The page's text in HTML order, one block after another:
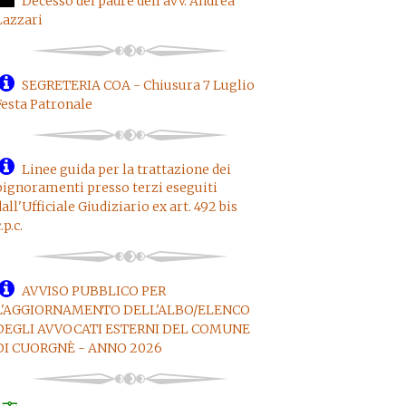
SEGRETERIA COA - Chiusura 7 Luglio
Patronale
Linee guida per la trattazione dei
presso terzi eseguiti
Giudiziario ex art. 492 bis
AVVISO PUBBLICO PER
DELL'ALBO/ELENCO
AVVOCATI ESTERNI DEL COMUNE
CUORGNÈ - ANNO 2026